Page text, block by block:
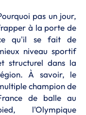
pas un jour,
à la porte de
qu'il se fait de
niveau sportif
structurel dans la
À savoir, le
champion de
de balle au
l'Olympique